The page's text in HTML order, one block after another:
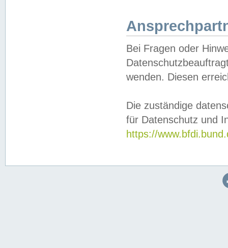
Bei Fragen oder
wenden. Diesen
Die zuständige
für Datenschutz und
https://